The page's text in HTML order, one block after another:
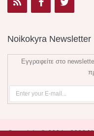
Noikokyra Newsletter
Εγγραφείτε στο
Copyright © 2004 - 2026